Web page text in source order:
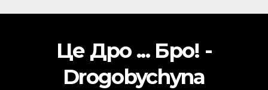
Це Дро ... Бро! -
Drogobychyna